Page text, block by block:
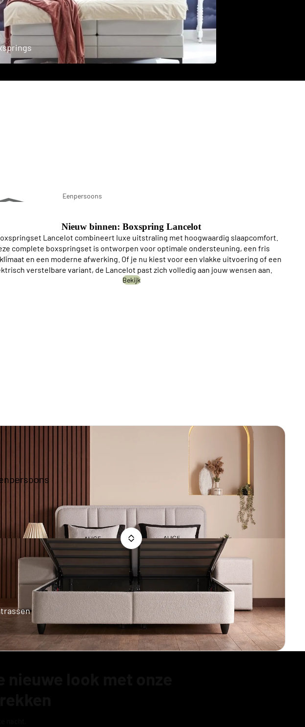
Bedding
Sofa
bedden
Stapel
bedden
Eenpersoons
Boxsprings
Twijfelaar Opberg
Boxspring
Nieuw binnen: Boxspring Lancelot
Lancelot combineert luxe uitstraling met hoogwaardig slaapcomfort.
complete boxspringset is ontworpen voor optimale ondersteuning, een fris
en een moderne afwerking. Of je nu kiest voor een vlakke uitvoering of een
verstelbare variant, de Lancelot past zich volledig aan jouw wensen aan.
Bekijk